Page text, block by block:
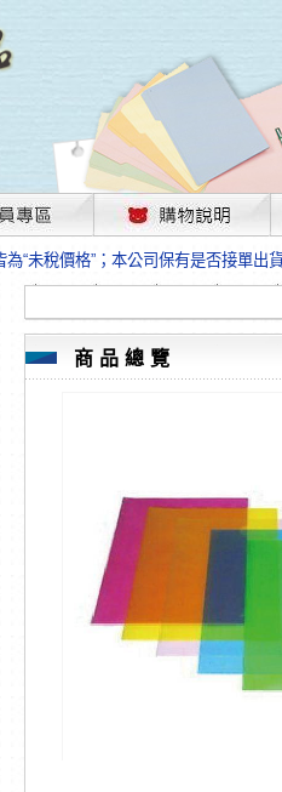
漲幅甚大，部份上游供應商已採取
“未稅價格”；本公司保有是否接單出
動，下單前請先跟客服人員確認最新
為“未稅價格”；本公司保有是否接單出
現短缺，遂待客服人員跟您確認訂單
為“未稅價格”；本公司保有是否接單出
動漲幅甚大，部份上游供應商已採取
“未稅價格”；本公司保有是否接單出
動，下單前請先跟客服人員確認最新
“未稅價格”；本公司保有是否接單出
現短缺，遂待客服人員跟您確認訂單
“未稅價格”；本公司保有是否接單出
商品總覽